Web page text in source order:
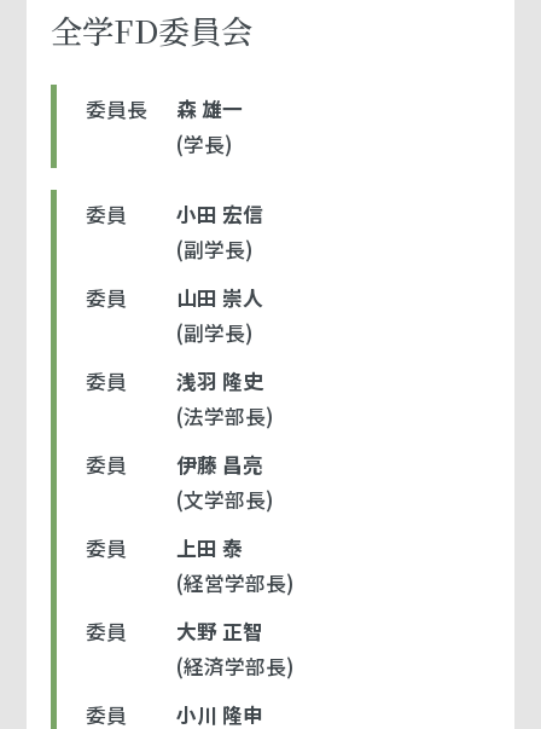
全学FD委員会
委員長
森 雄一
(学長)
委員
小田 宏信
(副学長)
委員
山田 崇人
(副学長)
委員
浅羽 隆史
(法学部長)
委員
伊藤 昌亮
(文学部長)
委員
上田 泰
(経営学部長)
委員
大野 正智
(経済学部長)
委員
小川 隆申